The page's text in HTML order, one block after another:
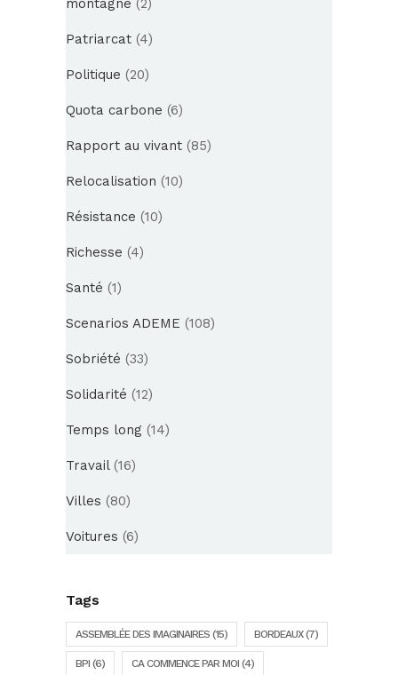
montagne (2)
Patriarcat (4)
Politique (20)
Quota carbone (6)
Rapport au vivant (85)
Relocalisation (10)
Résistance (10)
Richesse (4)
Santé (1)
Scenarios ADEME (108)
Sobriété (33)
Solidarité (12)
Temps long (14)
Travail(16)
Villes (80)
Voitures (6)
Tags
ASSEMBLÉE DES IMAGINAIRES (15) BORDEAUX(7)
BPI (6) CA COMMENCE PAR MOI (4)